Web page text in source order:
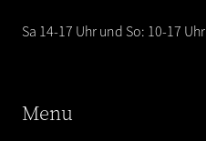
Sa 14-17 Uhr und So: 10-17 Uhr
Menu